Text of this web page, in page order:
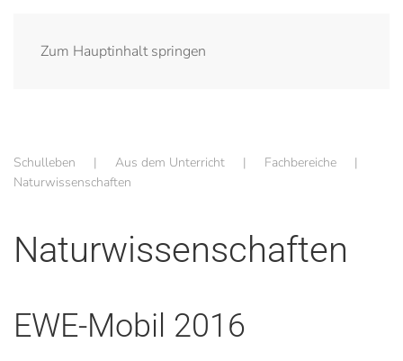
Zum Hauptinhalt springen
Schulleben Aus dem Unterricht
Fachbereiche
Naturwissenschaften
Naturwissenschaften
EWE-Mobil 2016